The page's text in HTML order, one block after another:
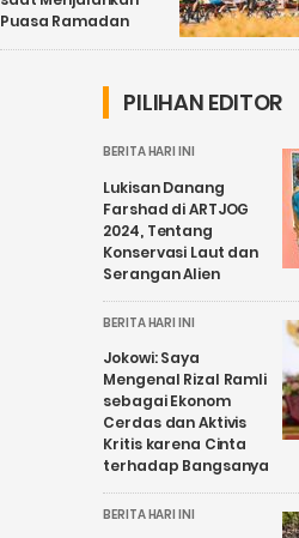
Puasa Ramadan
PILIHAN EDITOR
BERITA HARI INI
Lukisan Danang
Farshad di ARTJOG
2024, Tentang
Konservasi Laut dan
Serangan Alien
BERITA HARI INI
Jokowi: Saya
Mengenal Rizal Ramli
sebagai Ekonom
Cerdas dan Aktivis
Kritis karena Cinta
terhadap Bangsanya
BERITA HARI INI